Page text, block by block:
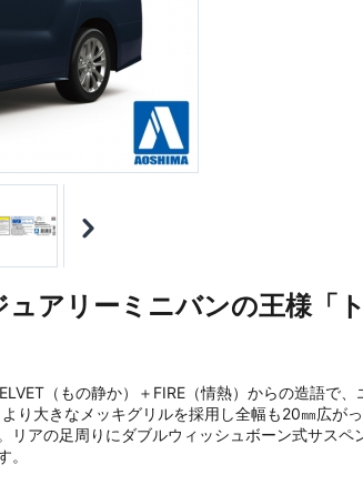
アリーミニバンの王様「
（もの静か）＋FIRE（情熱）からの造語で、
り大きなメッキグリルを採用し全幅も20㎜広が
アの足周りにダブルウィッシュボーン式サスペ